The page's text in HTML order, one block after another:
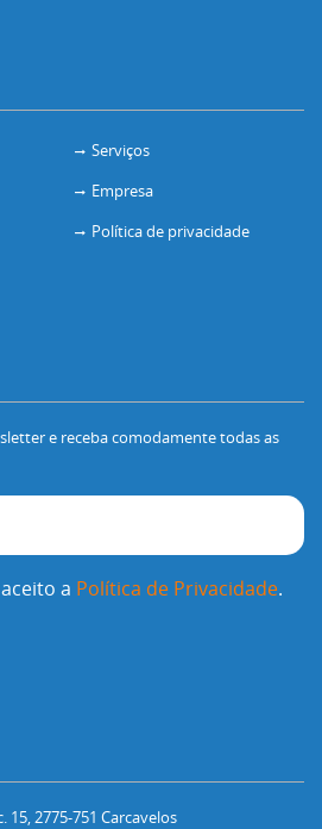
Serviços
Empresa
Política de privacidade
e receba comodamente todas as
a Política de Privacidade.
15, 2775-751 Carcavelos